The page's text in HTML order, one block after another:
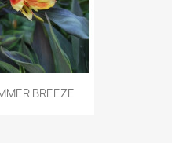
BREEZE